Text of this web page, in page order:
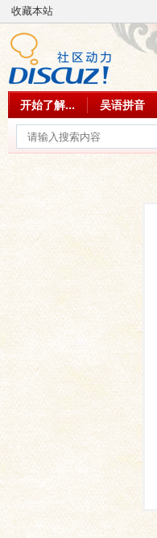
收藏本站
开始了解... 吴语拼音